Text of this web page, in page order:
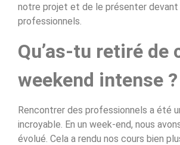
notre projet et de le présenter devant
professionnels.
Qu’as-tu retiré de
weekend intense ?
Rencontrer des professionnels a été
incroyable. En un week-end, nous
évolué. Cela a rendu nos cours bien